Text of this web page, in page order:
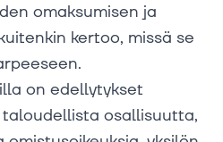
omaksumisen ja
kertoo, missä se
on edellytykset
osallisuutta,